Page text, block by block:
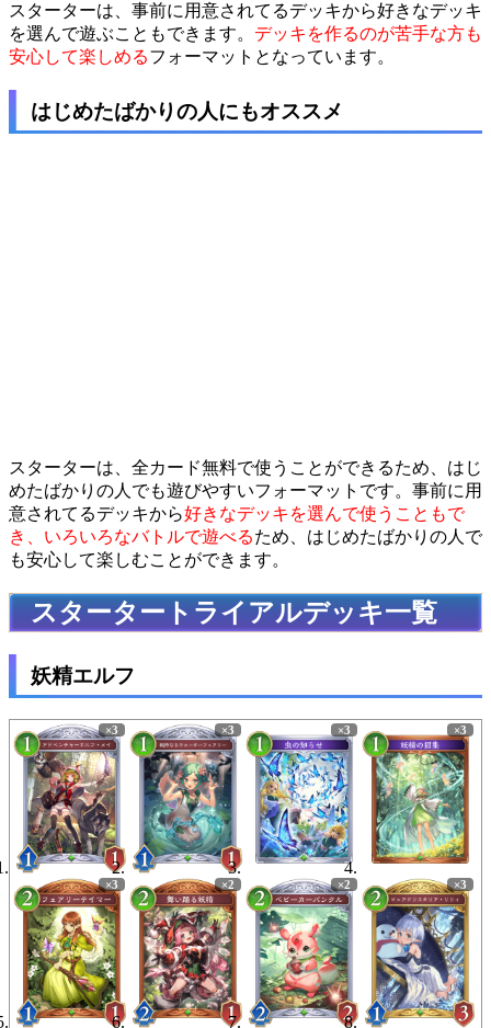
スターターは、事前に用意されてるデッキから好きなデッキ
を選んで遊ぶこともできます。 デッキを作るのが苦手な方も
安心して楽しめるフォーマットとなっています。
はじめたばかりの人にもオススメ
スターターは、全カード無料で使うことができるため、はじ
めたばかりの人でも遊びやすいフォーマットです。事前に用
意されてるデッキから好きなデッキを選んで使うこともで
き、いろいろなバトルで遊べるため、はじめたばかりの人で
も安心して楽しむことができます。
スタータートライアルデッキ一覧
妖精エルフ